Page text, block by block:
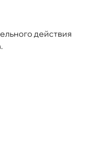
действия